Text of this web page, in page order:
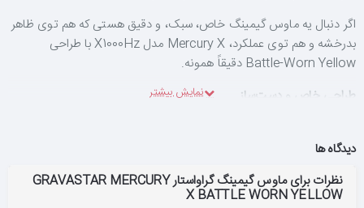
اگر دنبال یه ماوس گیمینگ خاص، سبک، و دقیق هستی که هم توی ظاهر
بدرخشه و هم توی عملکرد، Mercury X مدل X1000Hz با طراحی
Battle-Worn Yellow دقیقاً همونه.
طراحی خاص و دست‌ساز
هر دستگاه با جزئیات دست‌ساز ساخته شده؛ یعنی هیچ دو ماوسی
کاملاً شبیه هم نیستن.
ظاهر صنعتی و آینده‌نگر، مناسب برای گیمرهایی که دنبال تفاوت
دیدگاه ها
نظرات برای ماوس گیمینگ گراواستار GRAVASTAR MERCURY
X BATTLE WORN YELLOW